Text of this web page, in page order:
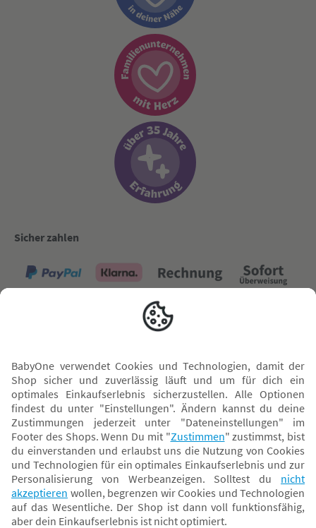
Sicher zahlen
* Alle Preise inkl. MwSt. und ggf. zzgl.Versandkosten. Der dargestellte Preis gilt -
abhängig von der von dir gewählten Option - im BabyOne-Onlineshop oder bei
Abholung in dem von dir gewählten BabyOne-Franchise-Betrieb. Der für den
Onlineshop geltende Preis stellt bei einem Verkauf durch unsere Franchise-
Nehmer eine unverbindliche Preisempfehlung dar. Der Verkaufspreis der